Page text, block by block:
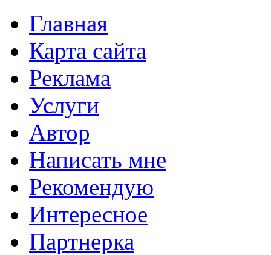
Главная
Карта сайта
Реклама
Услуги
Автор
Написать мне
Рекомендую
Интересное
Партнерка